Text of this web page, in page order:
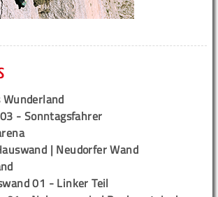
- Sonntagsfahrer
| Neudorfer Wand
01 - Linker Teil